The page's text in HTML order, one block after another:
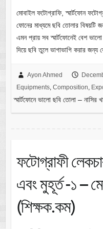
মোবাইল ফটোগ্রাফি, স্মার্টফোন
ফোনের মাধ্যমে ছবি তোলার বিষয়টি
এমন প্রায় সব স্মার্টফোনেই বেশ
দিয়ে ছবি তুলে ভাগাভাগি করার জন্য
Ayon Ahmed
Equipments, Composition,
স্মার্টফোনে ভালো ছবি তোলা – নাসির
ফটোগ্রাফী
এবং মুহূর্ত -১ –
(শিক্ষক.কম)